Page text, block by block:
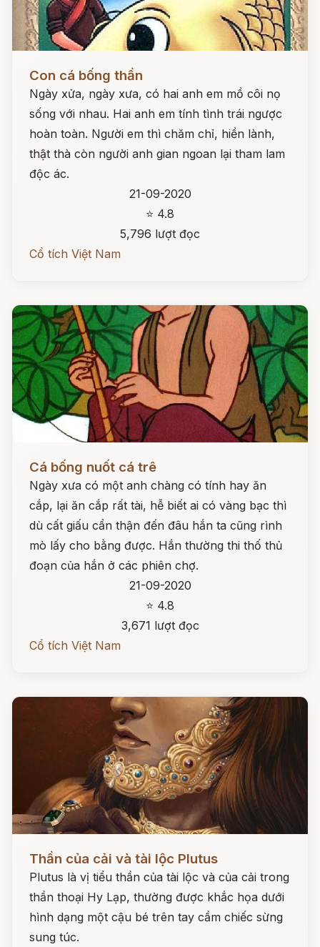
Con cá bống thần
Ngày xửa, ngày xưa, có hai anh em mồ côi nọ
sống với nhau. Hai anh em tính tình trái ngược
hoàn toàn. Người em thì chăm chỉ, hiền lành,
thật thà còn người anh gian ngoan lại tham lam
độc ác.
21-09-2020
⭐ 4.8
5,796 lượt đọc
Cổ tích Việt Nam
Đọc ngay
Cá bống nuốt cá trê
Ngày xưa có một anh chàng có tính hay ăn
cắp, lại ăn cắp rất tài, hễ biết ai có vàng bạc thì
dù cất giấu cẩn thận đến đâu hắn ta cũng rình
mò lấy cho bằng được. Hắn thường thi thố thủ
đoạn của hắn ở các phiên chợ.
21-09-2020
⭐ 4.8
3,671 lượt đọc
Cổ tích Việt Nam
Đọc ngay
Thần của cải và tài lộc Plutus
Plutus là vị tiểu thần của tài lộc và của cải trong
thần thoại Hy Lạp, thường được khắc họa dưới
hình dạng một cậu bé trên tay cầm chiếc sừng
sung túc.